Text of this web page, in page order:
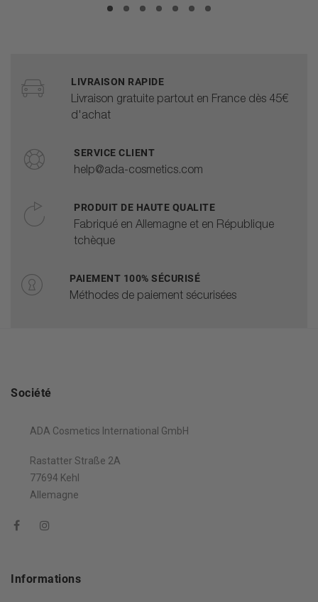
LIVRAISON RAPIDE
Livraison gratuite partout en France dès 45€
d'achat
SERVICE CLIENT
help@ada-cosmetics.com
PRODUIT DE HAUTE QUALITE
Fabriqué en Allemagne et en République
tchèque
PAIEMENT 100% SÉCURISÉ
Méthodes de paiement sécurisées
Société
ADA Cosmetics International GmbH
Rastatter Straße 2A
77694 Kehl
Allemagne
Informations